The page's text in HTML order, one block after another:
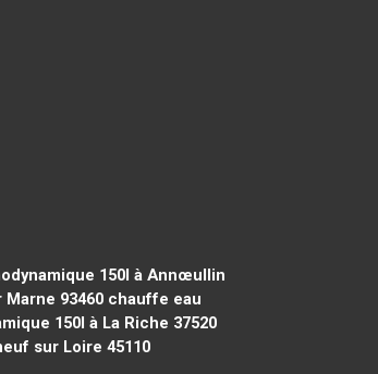
150l à Annœullin
93460chauffe eau
150l à La Riche 37520
sur Loire 45110